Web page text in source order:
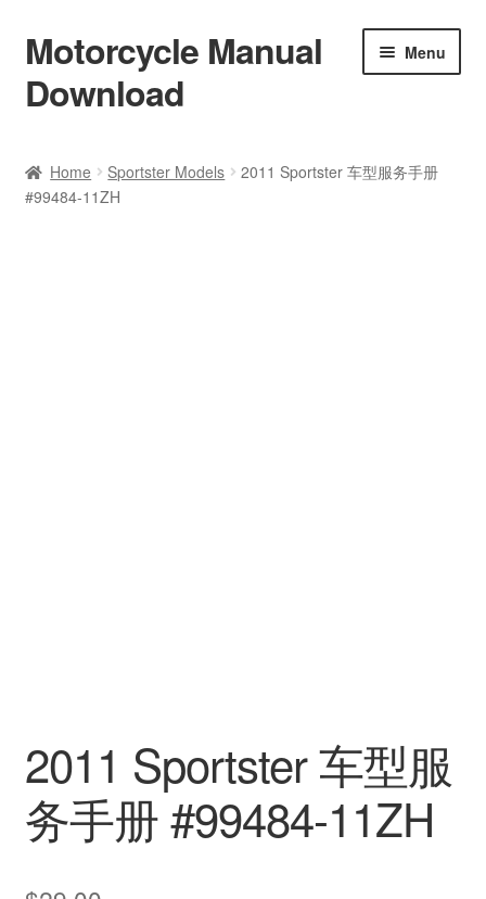
Skip
to
navigation
Skip
to
content
Motorcycle Manual
Download
Menu
Shop
Home Sportster Models
2011 Sportster 车型服务手册
#99484-11ZH
2011 Sportster 车型服
务手册 #99484-11ZH